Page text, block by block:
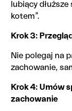
lubiący
kotem”.
Krok 3:
Nie polegaj na
zachowanie,
Krok 4: Umów
zachowanie